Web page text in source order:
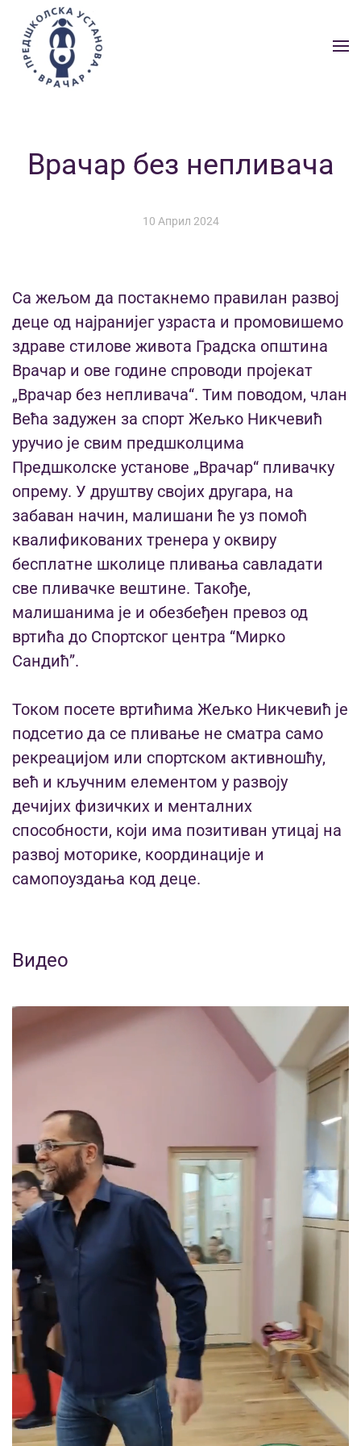
Skip to main content
Врачар без непливача
10 Април 2024
Са жељом да постакнемо правилан развој
деце од најранијег узраста и промовишемо
здраве стилове живота Градска општина
Врачар и ове године спроводи пројекат
„Врачар без непливача“. Тим поводом, члан
Већа задужен за спорт Жељко Никчевић
уручио је свим предшколцима
Предшколске установе „Врачар“ пливачку
опрему. У друштву својих другара, на
забаван начин, малишани ће уз помоћ
квалификованих тренера у оквиру
бесплатне школице пливања савладати
све пливачке вештине. Такође,
малишанима је и обезбеђен превоз од
вртића до Спортског центра “Мирко
Сандић”.
Током посете вртићима Жељко Никчевић је
подсетио да се пливање не сматра само
рекреацијом или спортском активношћу,
већ и кључним елементом у развоју
дечијих физичких и менталних
способности, који има позитиван утицај на
развој моторике, координације и
самопоуздања код деце.
Видео